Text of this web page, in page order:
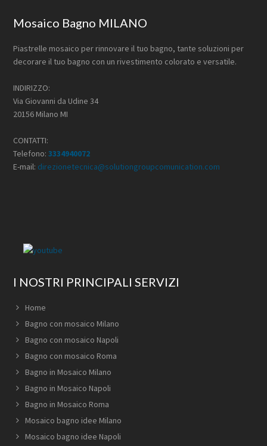
Footer
Mosaico Bagno MILANO
Piastrelle mosaico per rinnovare il tuo bagno, tante soluzioni per
decorare il tuo bagno con un rivestimento colorato e versatile.
INDIRIZZO:
Via Giovanni da Udine 34
20156 Milano MI
CONTATTI:
Telefono:3334940072
E-mail: direzionetecnica@solutiongroupcomunication.com
I NOSTRI PRINCIPALI SERVIZI
Home
Bagno con mosaico Milano
Bagno con mosaico Napoli
Bagno con mosaico Roma
Bagno in Mosaico Milano
Bagno in Mosaico Napoli
Bagno in Mosaico Roma
Mosaico bagno idee Milano
Mosaico bagno idee Napoli